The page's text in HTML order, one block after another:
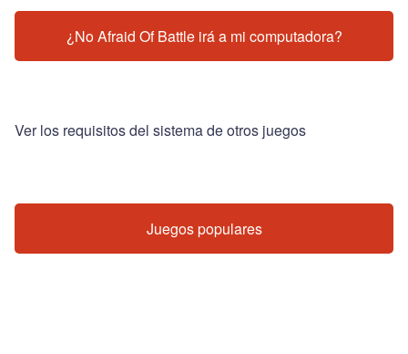
¿No Afraid Of Battle irá a mi computadora?
Ver los requisitos del sistema de otros juegos
Juegos populares